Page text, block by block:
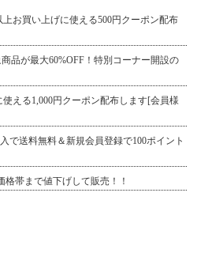
お買い上げに使える500円クーポン配布
品が最大60%OFF！特別コーナー開設の
える1,000円クーポン配布します[会員様
で送料無料＆新規会員登録で100ポイント
格帯まで値下げして販売！！